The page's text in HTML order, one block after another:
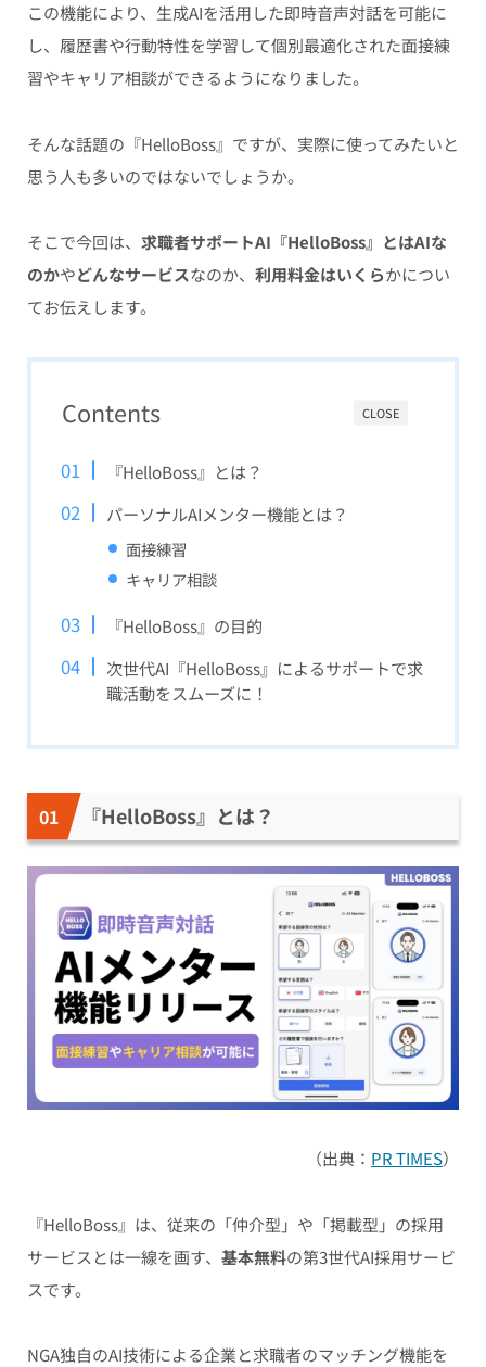
この機能により、生成AIを活用した即時音声対話を可能に
し、履歴書や行動特性を学習して個別最適化された面接練
習やキャリア相談ができるようになりました。
そんな話題の『HelloBoss』ですが、実際に使ってみたいと
思う人も多いのではないでしょうか。
そこで今回は、 求職者サポートAI『HelloBoss』とはAIな
のかやどんなサービスなのか、 利用料金はいくらかについ
てお伝えします。
CLOSE
Contents
『HelloBoss』とは？
パーソナルAIメンター機能とは？
面接練習
キャリア相談
『HelloBoss』の目的
次世代AI『HelloBoss』によるサポートで求
職活動をスムーズに！
『HelloBoss』とは？
（出典： PR TIMES）
『HelloBoss』は、従来の「仲介型」や「掲載型」の採用
サービスとは一線を画す、 基本無料の第3世代AI採用サービ
スです。
NGA独自のAI技術による企業と求職者のマッチング機能を